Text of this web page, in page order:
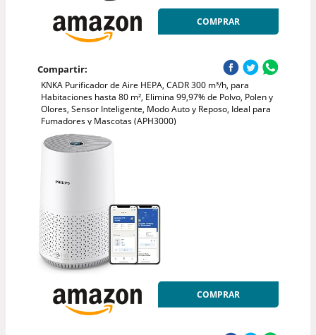
COMPRAR
Compartir:
KNKA Purificador de Aire HEPA, CADR 300 m³/h, para
Habitaciones hasta 80 m², Elimina 99,97% de Polvo, Polen y
Olores, Sensor Inteligente, Modo Auto y Reposo, Ideal para
Fumadores y Mascotas (APH3000)
COMPRAR